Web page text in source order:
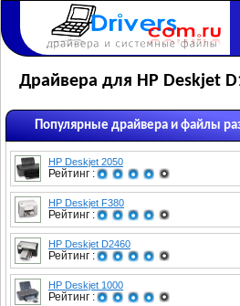
Драйвера для HP Deskjet
Популярные драйвера и файлы
HP Deskjet 2050
Рейтинг :
HP Deskjet F380
Рейтинг :
HP Deskjet D2460
Рейтинг :
HP Deskjet 1000
Рейтинг :